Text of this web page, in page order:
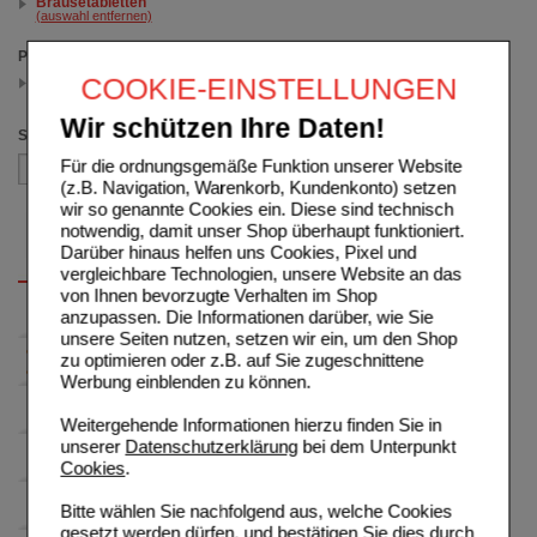
COOKIE-EINSTELLUNGEN
Wir schützen Ihre Daten!
Für die ordnungsgemäße Funktion unserer Website
(z.B. Navigation, Warenkorb, Kundenkonto) setzen
wir so genannte Cookies ein. Diese sind technisch
notwendig, damit unser Shop überhaupt funktioniert.
Darüber hinaus helfen uns Cookies, Pixel und
vergleichbare Technologien, unsere Website an das
von Ihnen bevorzugte Verhalten im Shop
anzupassen. Die Informationen darüber, wie Sie
unsere Seiten nutzen, setzen wir ein, um den Shop
zu optimieren oder z.B. auf Sie zugeschnittene
Werbung einblenden zu können.
Weitergehende Informationen hierzu finden Sie in
unserer Datenschutzerklärungbei dem Unterpunkt
Cookies.
Bitte wählen Sie nachfolgend aus, welche Cookies
gesetzt werden dürfen, und bestätigen Sie dies durch
(auswahl entfernen)
Packungsgröße
(auswahl entfernen)
Sortieren nach